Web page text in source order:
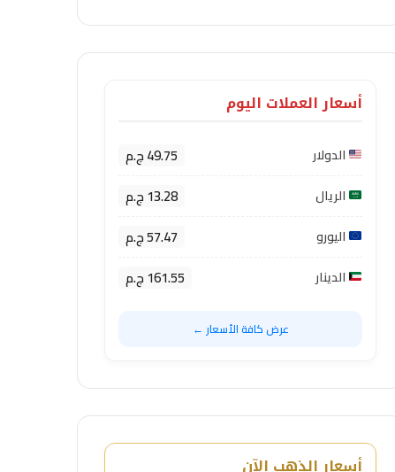
أسعار العملات اليوم
الدولار 49.75 ج.م
الريال 13.28 ج.م
اليورو 57.47 ج.م
الدينار 161.55 ج.م
عرض كافة الأسعار ←
أسعار الذهب الآن